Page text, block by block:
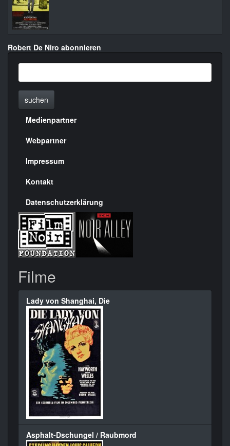
Robert De Niro abonnieren
suchen
Menülinks
rechte
Seite
Medienpartner
Webpartner
Impressum
Kontakt
Datenschutzerklärung
Filme
Lady von Shanghai, Die
Asphalt-Dschungel / Raubmord